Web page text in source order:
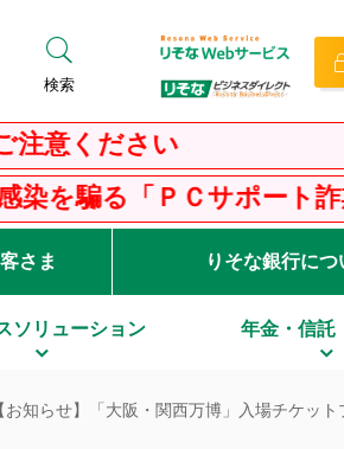
検索
い
サポート詐欺」等にご注意
さま りそな銀行につ
ソリューション 年金・信託
【お知らせ】「大阪・関西万博」入場チケット